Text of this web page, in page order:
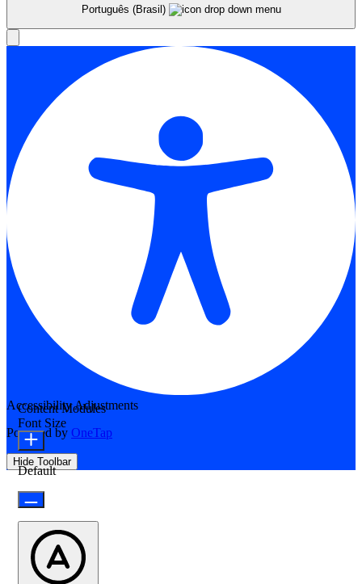
Português (Brasil)
Accessibility Adjustments
Powered by OneTap
Hide Toolbar
Content Modules
Font Size
Default